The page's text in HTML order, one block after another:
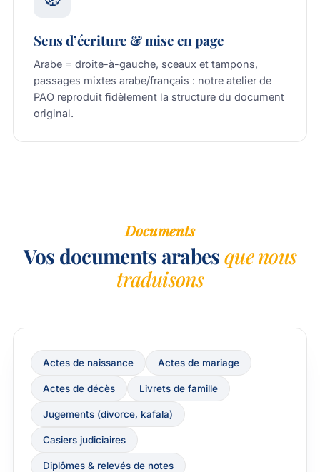
Sens d’écriture & mise en page
Arabe = droite-à-gauche, sceaux et tampons,
passages mixtes arabe/français : notre atelier de
PAO reproduit fidèlement la structure du document
original.
Documents
Vos documents arabesque nous
traduisons
Actes de naissance Actes de mariage
Actes de décès Livrets de famille
Jugements (divorce, kafala)
Casiers judiciaires
Diplômes & relevés de notes